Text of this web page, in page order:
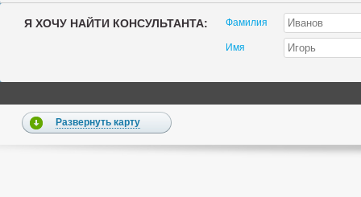
Я ХОЧУ НАЙТИ КОНСУЛЬТАНТА: Фамилия
Имя
Развернуть карту